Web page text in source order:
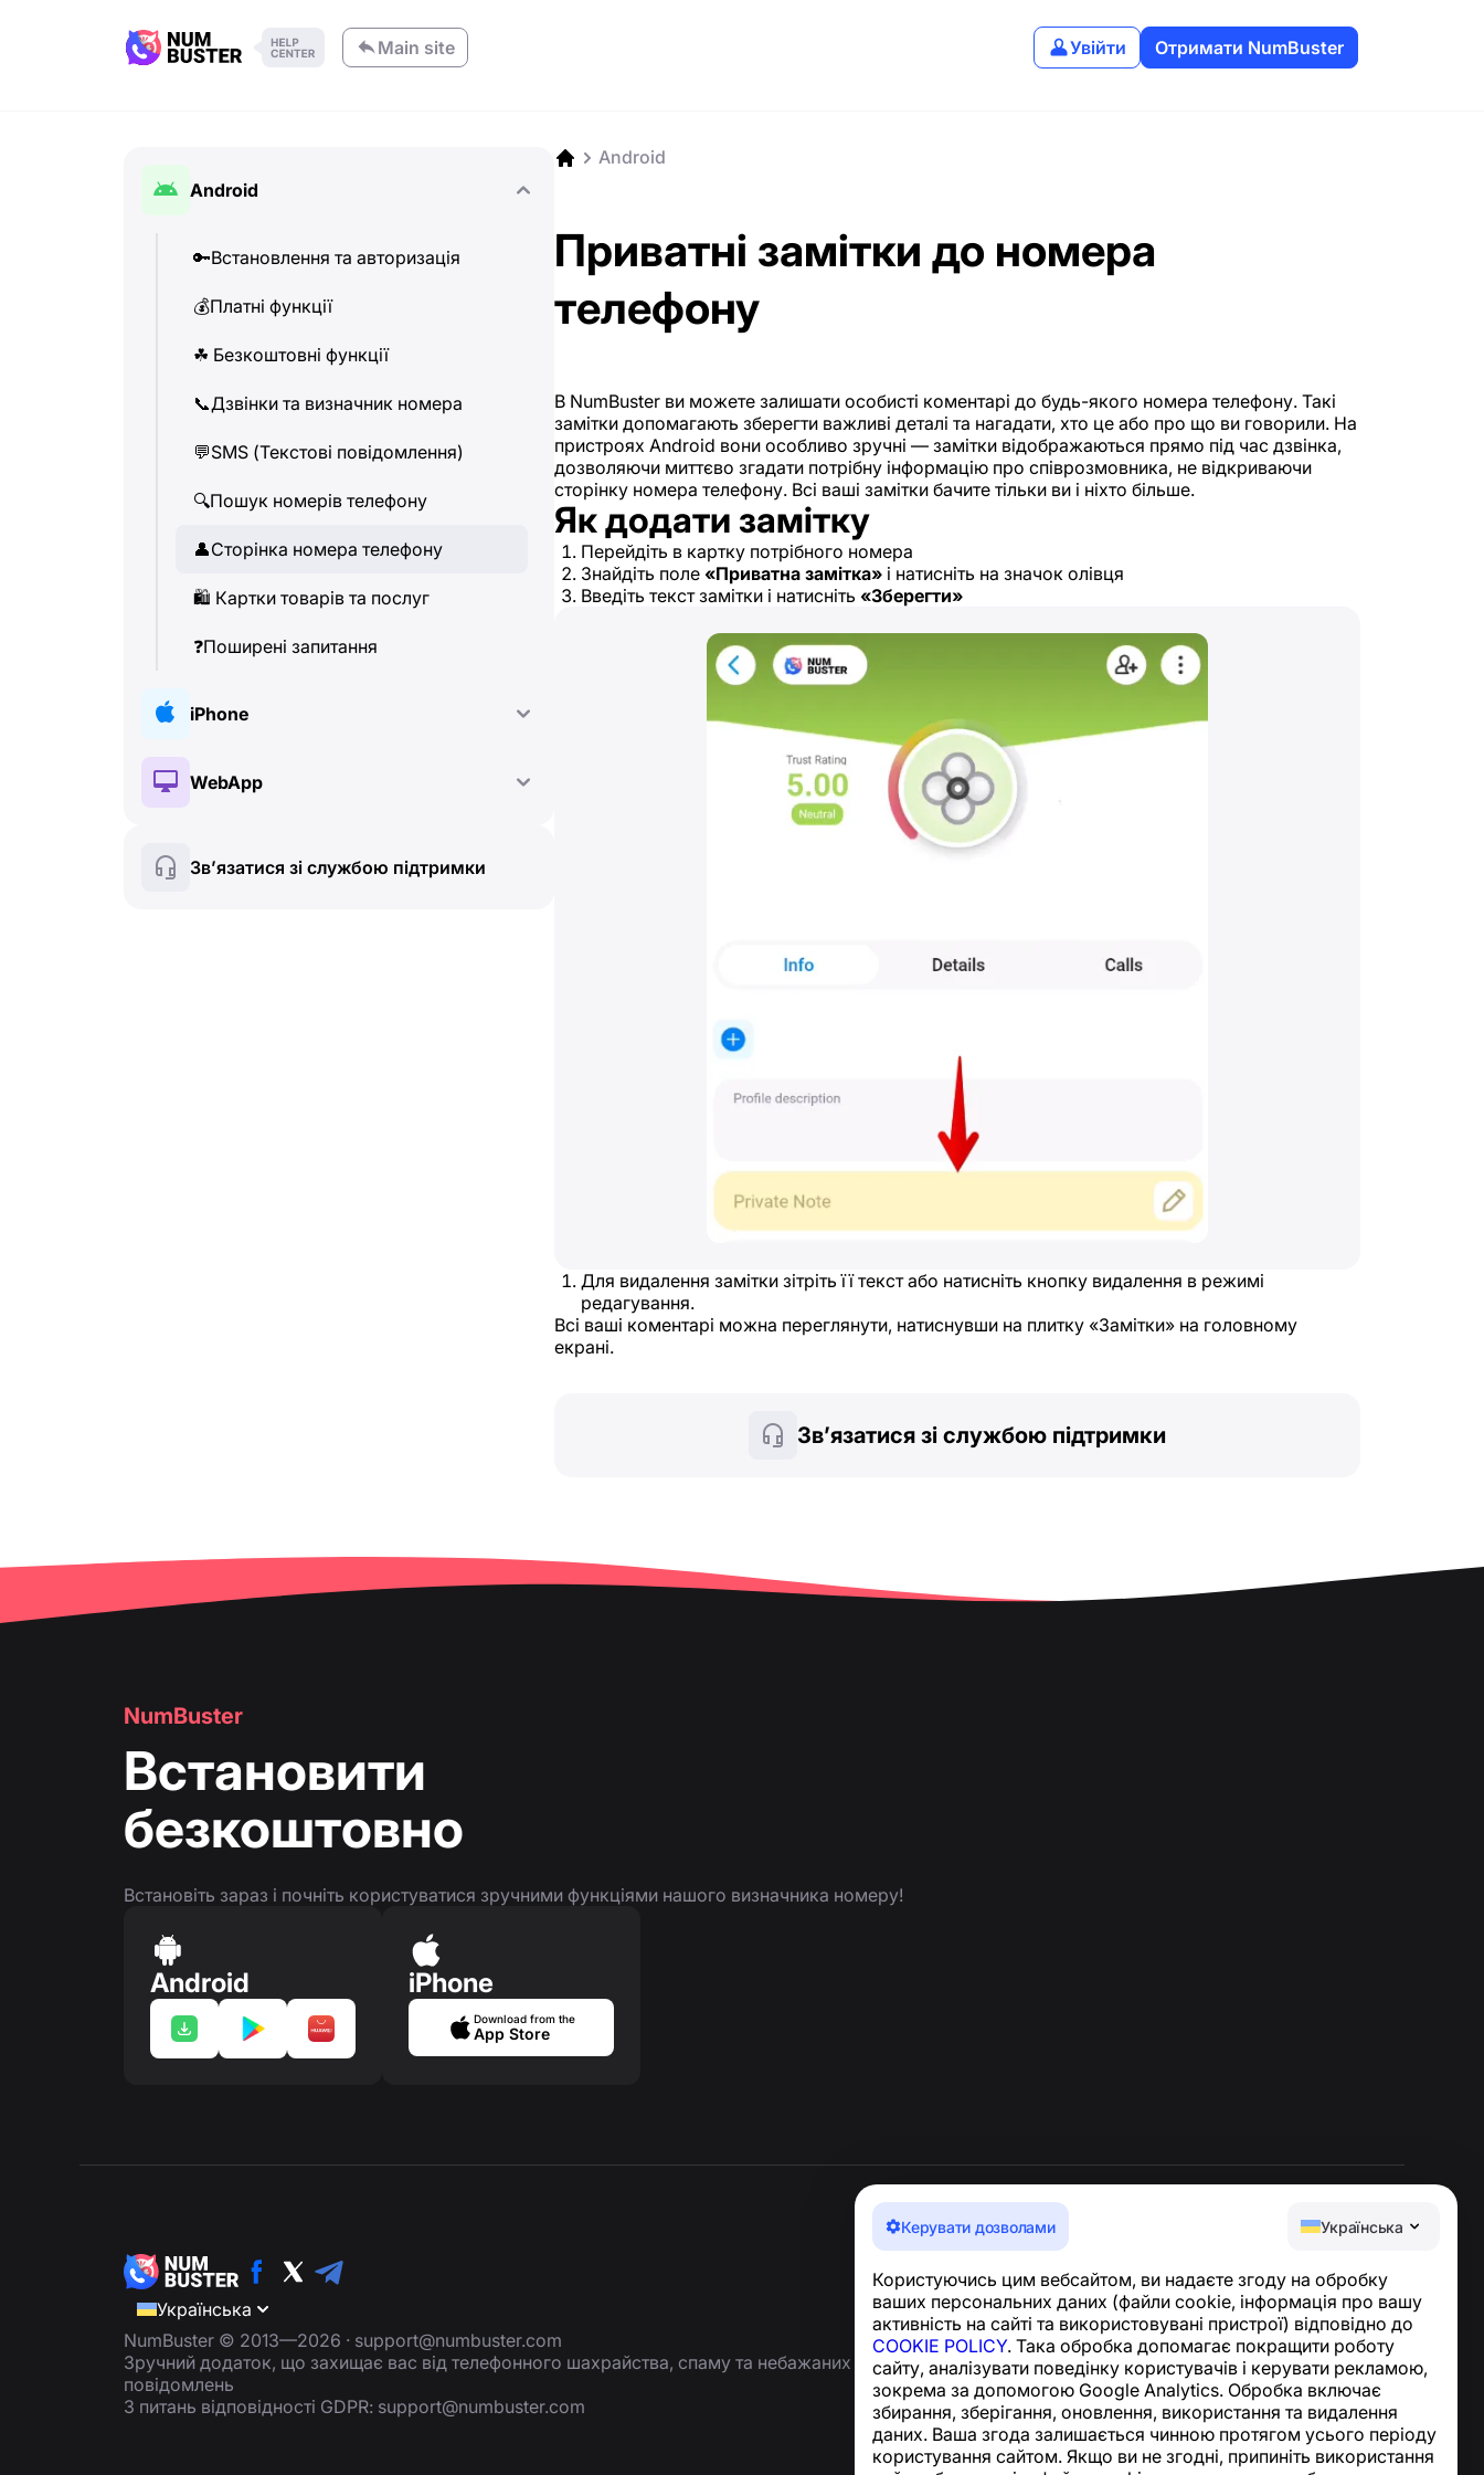
Main site Увійти Отримати NumBuster
Керувати дозволами Українська
Користуючись цим вебсайтом, ви надаєте згоду на обробку
ваших персональних даних (файли cookie, інформація про вашу
активність на сайті та використовувані пристрої) відповідно до
COOKIE POLICY. Така обробка допомагає покращити роботу
сайту, аналізувати поведінку користувачів і керувати рекламою,
зокрема за допомогою Google Analytics. Обробка включає
збирання, зберігання, оновлення, використання та видалення
даних. Ваша згода залишається чинною протягом усього періоду
користування сайтом. Якщо ви не згодні, припиніть використання
Android
🔑Встановлення та авторизація
💰Платні функції
☘ ️ Безкоштовні функції
📞Дзвінки та визначник номера
💬SMS (Текстові повідомлення)
🔍Пошук номерів телефону
👤Сторінка номера телефону
🛍 ️ Картки товарів та послуг
❓Поширені запитання
iPhone
🔑 Встановлення та авторизація
☘️ Безкоштовні функції
WebApp
Зв’язатися зі службою підтримки
Android
Приватні замітки до номера
телефону
В NumBuster ви можете залишати особисті коментарі до будь-якого номера телефону. Такі
замітки допомагають зберегти важливі деталі та нагадати, хто це або про що ви говорили. На
пристроях Android вони особливо зручні — замітки відображаються прямо під час дзвінка,
дозволяючи миттєво згадати потрібну інформацію про співрозмовника, не відкриваючи
сторінку номера телефону. Всі ваші замітки бачите тільки ви і ніхто більше.
Як додати замітку
Перейдіть в картку потрібного номера
Знайдіть поле «Приватна замітка» і натисніть на значок олівця
Введіть текст замітки і натисніть «Зберегти»
Для видалення замітки зітріть її текст або натисніть кнопку видалення в режимі
редагування.
Всі ваші коментарі можна переглянути, натиснувши на плитку «Замітки» на головному
екрані.
Зв’язатися зі службою підтримки
NumBuster
Встановити
безкоштовно
Встановіть зараз і почніть користуватися зручними функціями нашого визначника номеру!
Android iPhone
Download from the
App Store
Українська
NumBuster © 2013—2026 · support@numbuster.com
Зручний додаток, що захищає вас від телефонного шахрайства, спаму та небажаних
повідомлень
З питань відповідності GDPR: support@numbuster.com
Новини та статті
Про проєкт
Контакти